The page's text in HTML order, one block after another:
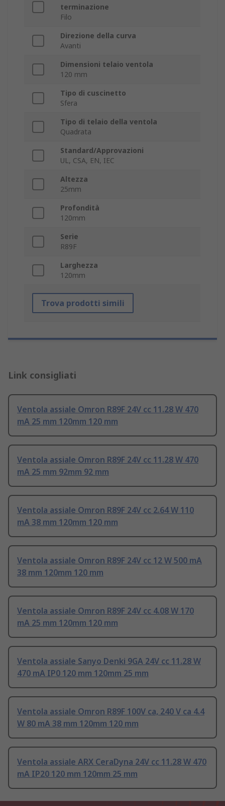
terminazione
Filo
Direzione della curva
Avanti
Dimensioni telaio ventola
120 mm
Tipo di cuscinetto
Sfera
Tipo di telaio della ventola
Quadrata
Standard/Approvazioni
UL, CSA, EN, IEC
Altezza
25mm
Profondità
120mm
Serie
R89F
Larghezza
120mm
Trova prodotti simili
Link consigliati
Ventola assiale Omron R89F 24V cc 11.28 W 470
mA 25 mm 120mm 120 mm
Ventola assiale Omron R89F 24V cc 11.28 W 470
mA 25 mm 92mm 92 mm
Ventola assiale Omron R89F 24V cc 2.64 W 110
mA 38 mm 120mm 120 mm
Ventola assiale Omron R89F 24V cc 12 W 500 mA
38 mm 120mm 120 mm
Ventola assiale Omron R89F 24V cc 4.08 W 170
mA 25 mm 120mm 120 mm
Ventola assiale Sanyo Denki 9GA 24V cc 11.28 W
470 mA IP0 120 mm 120mm 25 mm
Ventola assiale Omron R89F 100V ca, 240 V ca 4.4
W 80 mA 38 mm 120mm 120 mm
Ventola assiale ARX CeraDyna 24V cc 11.28 W 470
mA IP20 120 mm 120mm 25 mm